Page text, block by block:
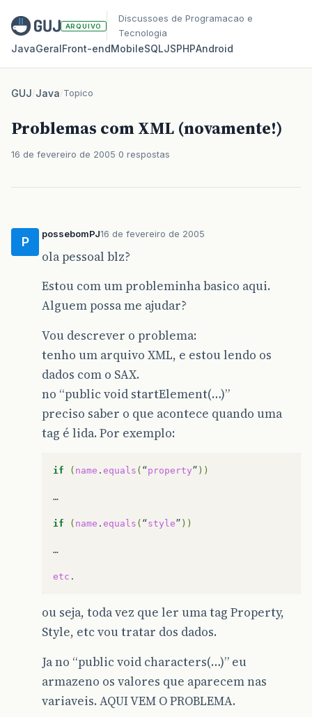
ARQUIVO
Discussoes de Programacao e
Tecnologia
JavaGeralFront‑endMobileSQLJSPHPAndroid
GUJ/Java/Topico
Problemas com XML (novamente!)
16 de fevereiro de 2005 0 respostas
P
possebomPJ16 de fevereiro de 2005
ola pessoal blz?
Estou com um probleminha basico aqui.
Alguem possa me ajudar?
Vou descrever o problema:
tenho um arquivo XML, e estou lendo os
dados com o SAX.
no “public void startElement(…)”
preciso saber o que acontece quando uma
tag é lida. Por exemplo:
if ( name . equals ( “ property” ))
…
if ( name . equals ( “ style” ))
…
etc
ou seja, toda vez que ler uma tag Property,
Style, etc vou tratar dos dados.
Ja no “public void characters(…)” eu
armazeno os valores que aparecem nas
variaveis. AQUI VEM O PROBLEMA.